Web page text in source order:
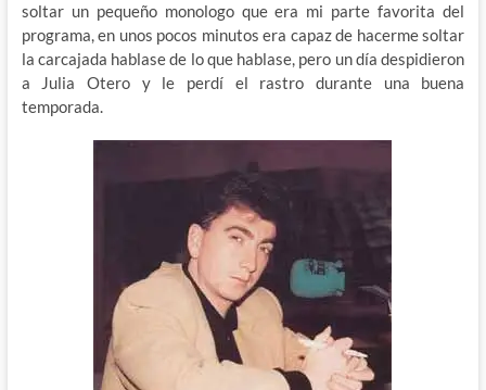
soltar un pequeño monologo que era mi parte favorita del
programa, en unos pocos minutos era capaz de hacerme soltar
la carcajada hablase de lo que hablase, pero un día despidieron
a Julia Otero y le perdí el rastro durante una buena
temporada.